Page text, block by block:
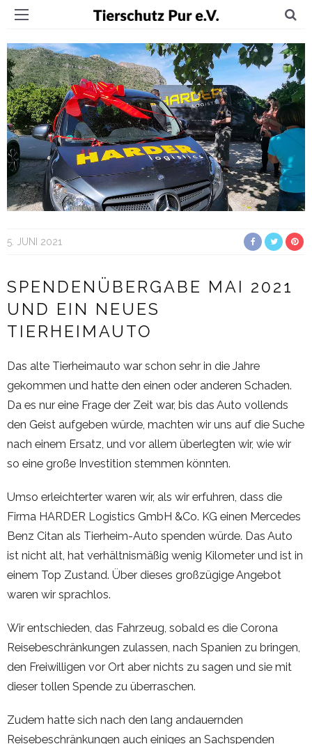
5. JUNI 2021
SPENDENÜBERGABE MAI 2021
UND EIN NEUES
TIERHEIMAUTO
Das alte Tierheimauto war schon sehr in die Jahre
gekommen und hatte den einen oder anderen Schaden.
Da es nur eine Frage der Zeit war, bis das Auto vollends
den Geist aufgeben würde, machten wir uns auf die Suche
nach einem Ersatz, und vor allem überlegten wir, wie wir
so eine große Investition stemmen könnten.
Umso erleichterter waren wir, als wir erfuhren, dass die
Firma HARDER Logistics GmbH &Co. KG einen Mercedes
Benz Citan als Tierheim-Auto spenden würde. Das Auto
ist nicht alt, hat verhältnismäßig wenig Kilometer und ist in
einem Top Zustand. Über dieses großzügige Angebot
waren wir sprachlos.
Wir entschieden, das Fahrzeug, sobald es die Corona
Reisebeschränkungen zulassen, nach Spanien zu bringen,
den Freiwilligen vor Ort aber nichts zu sagen und sie mit
dieser tollen Spende zu überraschen.
Zudem hatte sich nach den lang andauernden
Reisebeschränkungen auch einiges an Sachspenden